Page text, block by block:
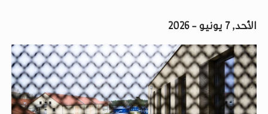
الأحد, 7 يونيو - 2026